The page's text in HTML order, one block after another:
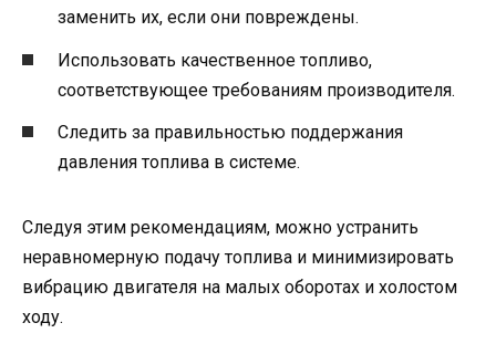
заменить их, если они повреждены.
Использовать качественное топливо,
соответствующее требованиям производителя.
Следить за правильностью поддержания
давления топлива в системе.
Следуя этим рекомендациям, можно устранить
неравномерную подачу топлива и минимизировать
вибрацию двигателя на малых оборотах и холостом
ходу.